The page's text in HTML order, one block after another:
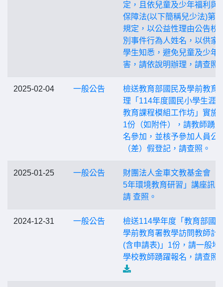
定，且依兒童及少年福利與
保障法(以下簡稱兒少法)第
規定，以公益性理由公告校
別事件行為人姓名，以供家
學生知悉，避免兒童及少年
害，請依說明辦理，請查照
2025-02-04 一般公告
檢送教育部國民及學前教育
理「114年度國民小學生涯
教育課程模組工作坊」實施
1份（如附件），請教師踴
名參加，並核予參加人員公
（差）假登記，請查照。
2025-01-25 一般公告
財團法人金車文教基金會「
5年環境教育研習」講座訊
請 查照。
2024-12-31 一般公告
檢送114學年度「教育部國
學前教育署教學訪問教師計
(含申請表)」1份，請一般地
學校教師踴躍報名，請查照